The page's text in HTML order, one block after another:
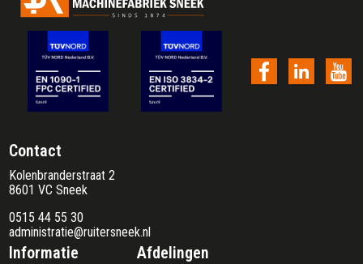
Contact
Kolenbranderstraat 2
8601 VC Sneek
0515 44 55 30
administratie@ruitersneek.nl
Informatie Afdelingen